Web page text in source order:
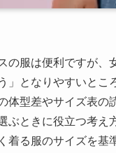
の服は便利ですが
」となりやすいとこ
体型差やサイズ表
ぶときに役立つ考え
着る服のサイズを